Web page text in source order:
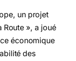
un projet
Route », a joué
économique
des